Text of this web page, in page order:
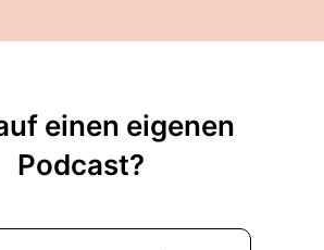
einen eigenen
Podcast?